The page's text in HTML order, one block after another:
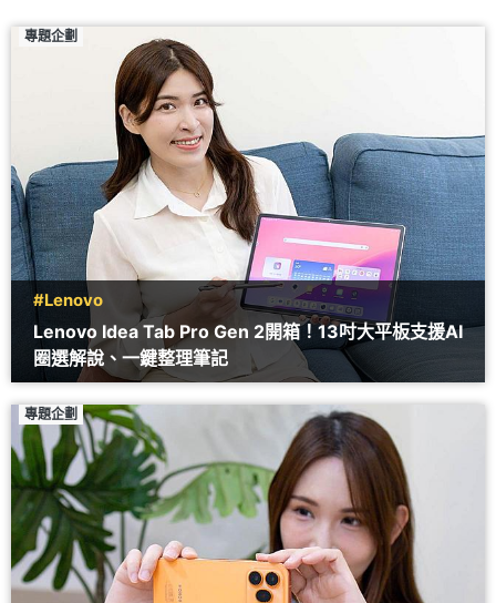
專題企劃
#Lenovo
Lenovo Idea Tab Pro Gen 2開箱！13吋大平板支援AI
圈選解說、一鍵整理筆記
專題企劃